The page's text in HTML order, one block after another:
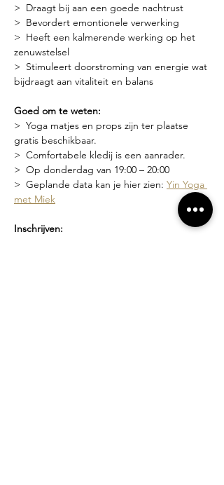
>  Draagt bij aan een goede nachtrust
>  Bevordert emontionele verwerking
>  Heeft een kalmerende werking op het
zenuwstelsel
>  Stimuleert doorstroming van energie wat
bijdraagt aan vitaliteit en balans
Goed om te weten:
>  Yoga matjes en props zijn ter plaatse
gratis beschikbaar.
>  Comfortabele kledij is een aanrader.
>  Op donderdag van 19:00 – 20:00
>  Geplande data kan je hier zien: Yin Yoga
met Miek
Inschrijven: